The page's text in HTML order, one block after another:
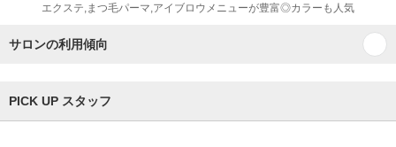
エクステ,まつ毛パーマ,アイブロウメニューが豊富◎カラーも人気
サロンの利用傾向
PICK UP スタッフ